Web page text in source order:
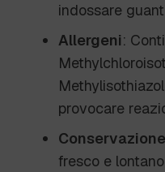
indossare
Allergeni:
provocare
Conservazione
fresco e